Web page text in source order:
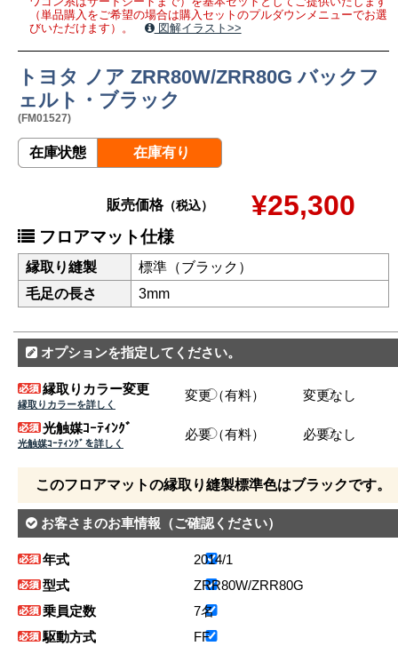
（単品購入をご希望の場合は購入セットのプルダウンメニューでお選
びいただけます）。
図解イラスト>>
トヨタ ノア ZRR80W/ZRR80G バックフ
ェルト・ブラック
(FM01527)
在庫状態 在庫有り
販売価格（税込） ¥25,300
フロアマット仕様
縁取り縫製
標準（ブラック）
毛足の長さ
3mm
オプションを指定してください。
縁取りカラー変更
縁取りカラーを詳しく
変更（有料） 変更なし
光触媒ｺｰﾃｨﾝｸﾞ
光触媒ｺｰﾃｨﾝｸﾞを詳しく
必要（有料） 必要なし
このフロアマットの縁取り縫製標準色はブラックです。
お客さまのお車情報 （ご確認ください）
年式
2014/1
型式
ZRR80W/ZRR80G
乗員定数
7名
駆動方式
FF